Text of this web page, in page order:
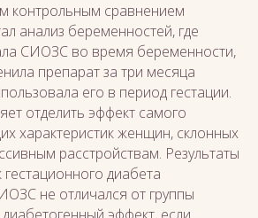
контрольным сравнением
анализ беременностей, где
СИОЗС во время беременности,
препарат за три месяца
его в период гестации.
отделить эффект самого
характеристик женщин, склонных
расстройствам. Результаты
гестационного диабета
не отличался от группы